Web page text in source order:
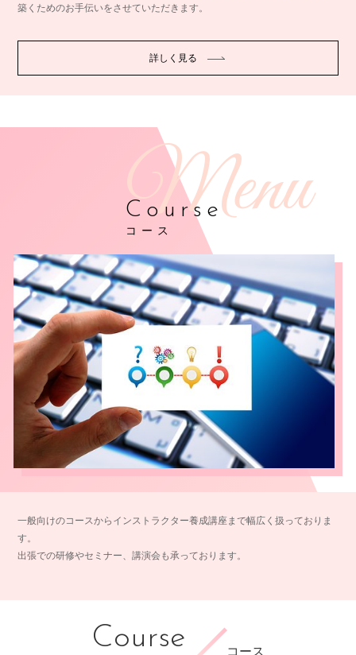
築くためのお手伝いをさせていただきます。
詳しく見る
Course
コース
一般向けのコースからインストラクター養成講座まで幅広く扱っておりま
す。
出張での研修やセミナー、講演会も承っております。
Course コース